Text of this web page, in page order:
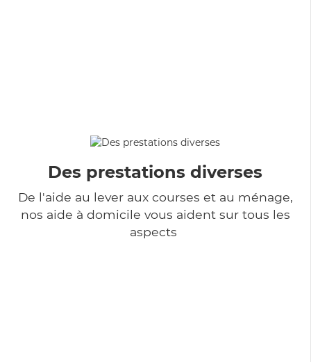
Des prestations diverses
De l'aide au lever aux courses et au ménage,
nos aide à domicile vous aident sur tous les
aspects